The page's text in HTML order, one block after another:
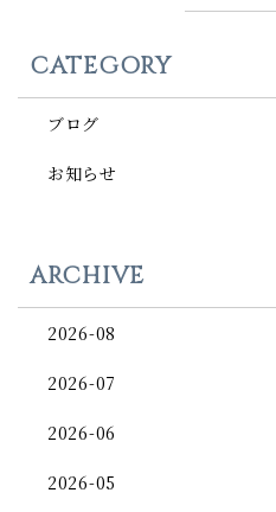
CATEGORY
ブログ
お知らせ
ARCHIVE
2026-08
2026-07
2026-06
2026-05